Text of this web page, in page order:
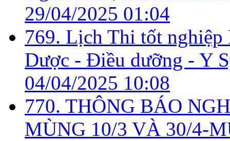
29/04/2025 01:04
769. Lịch Thi tốt
Dược - Điều dưỡng - Y
04/04/2025 10:08
770. THÔNG BÁO
MÙNG 10/3 VÀ 30/4-